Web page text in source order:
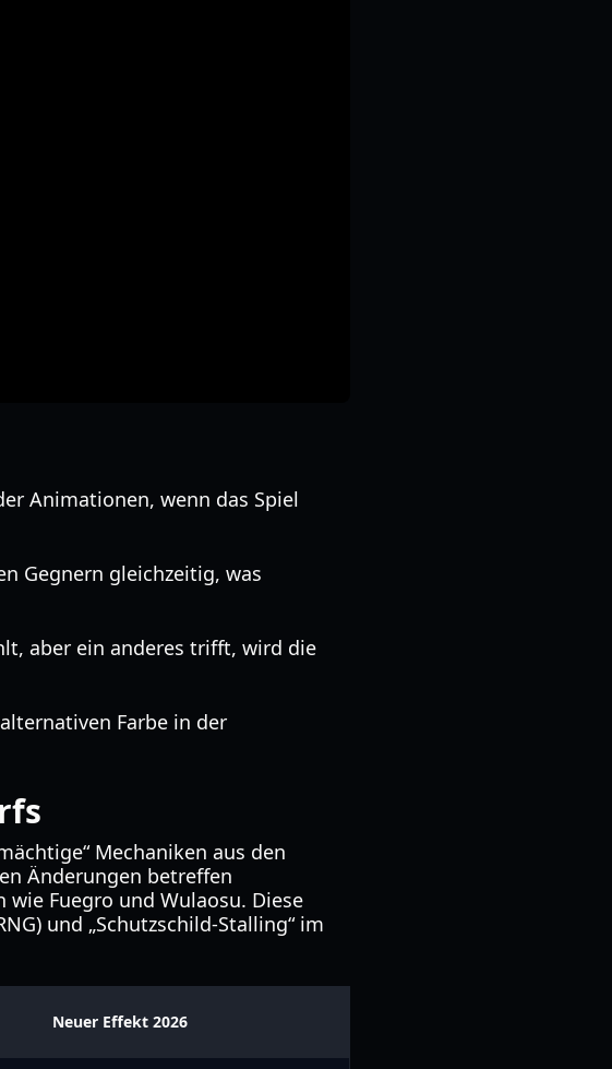
Animationen, wenn das Spiel
Gegnern gleichzeitig, was
aber ein anderes trifft, wird die
Farbe in der
Mechaniken aus den
Änderungen betreffen
Fuegro und Wulaosu. Diese
und „Schutzschild-Stalling“ im
Neuer Effekt 2026